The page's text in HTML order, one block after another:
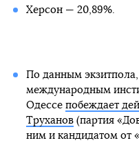
Херсон — 20,89%.
По данным
международным
Одессе побеждает
Труханов(партия
ним и кандидатом от